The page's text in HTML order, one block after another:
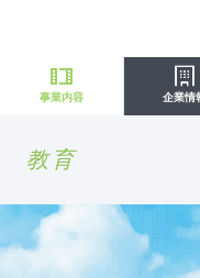
事業内容 企業情
教育